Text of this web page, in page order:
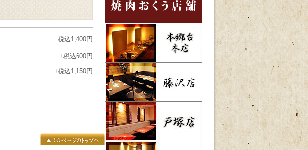
税込1,400円
+税込600円
+税込1,150円